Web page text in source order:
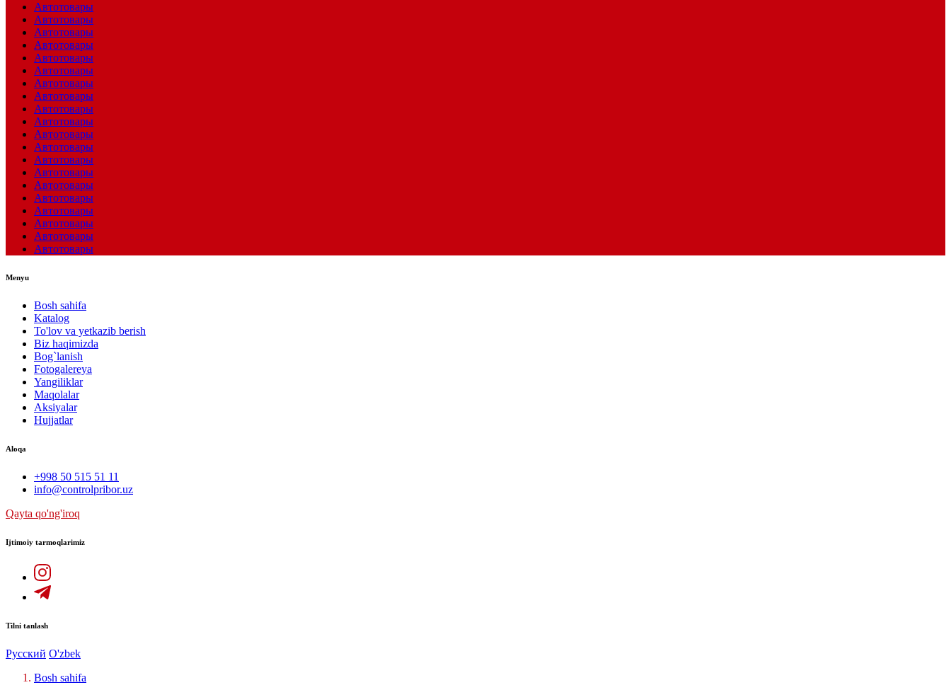
Автотовары
Автотовары
Автотовары
Автотовары
Автотовары
Автотовары
Автотовары
Автотовары
Автотовары
Автотовары
Автотовары
Автотовары
Автотовары
Автотовары
Автотовары
Автотовары
Автотовары
Автотовары
Автотовары
Автотовары
Menyu
Bosh sahifa
Katalog
To'lov va yetkazib berish
Biz haqimizda
Bog`lanish
Fotogalereya
Yangiliklar
Maqolalar
Aksiyalar
Hujjatlar
Aloqa
+998 50 515 51 11
info@controlpribor.uz
Qayta qo'ng'iroq
Ijtimoiy tarmoqlarimiz
Tilni tanlash
Русский O'zbek
Bosh sahifa